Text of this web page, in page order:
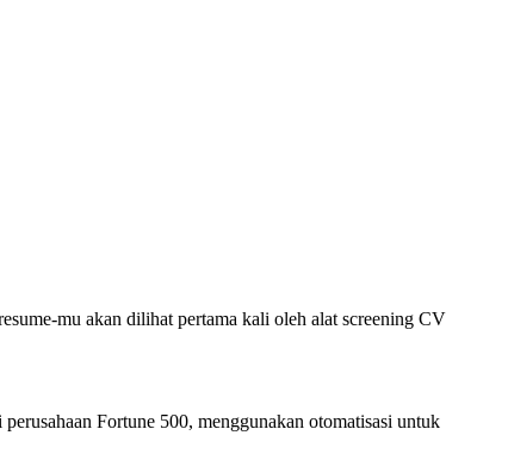
mu akan dilihat pertama kali oleh alat screening CV
Fortune 500, menggunakan otomatisasi untuk